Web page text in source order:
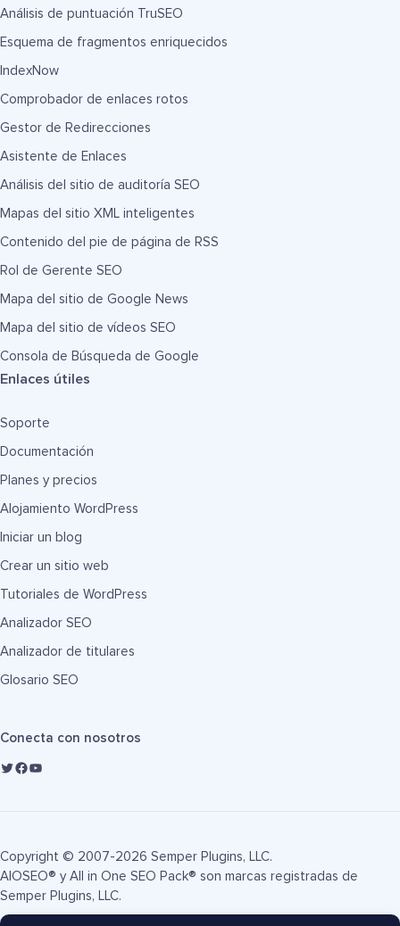
Análisis de puntuación TruSEO
Esquema de fragmentos enriquecidos
IndexNow
Comprobador de enlaces rotos
Gestor de Redirecciones
Asistente de Enlaces
Análisis del sitio de auditoría SEO
Mapas del sitio XML inteligentes
Contenido del pie de página de RSS
Rol de Gerente SEO
Mapa del sitio de Google News
Mapa del sitio de vídeos SEO
Consola de Búsqueda de Google
Enlaces útiles
Soporte
Documentación
Planes y precios
Alojamiento WordPress
Iniciar un blog
Crear un sitio web
Tutoriales de WordPress
Analizador SEO
Analizador de titulares
Glosario SEO
Conecta con nosotros
Copyright © 2007-2026 Semper Plugins, LLC.
AIOSEO® y All in One SEO Pack® son marcas registradas de
Semper Plugins, LLC.